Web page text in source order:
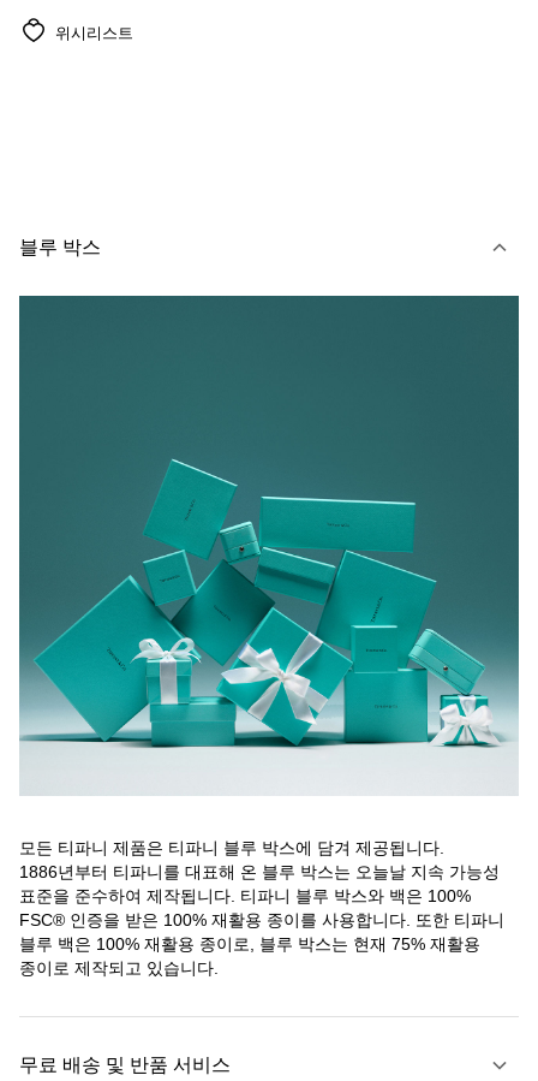
위시리스트
블루 박스
모든 티파니 제품은 티파니 블루 박스에 담겨 제공됩니다.
1886년부터 티파니를 대표해 온 블루 박스는 오늘날 지속 가능성
표준을 준수하여 제작됩니다. 티파니 블루 박스와 백은 100%
FSC® 인증을 받은 100% 재활용 종이를 사용합니다. 또한 티파니
블루 백은 100% 재활용 종이로, 블루 박스는 현재 75% 재활용
종이로 제작되고 있습니다.
무료 배송 및 반품 서비스